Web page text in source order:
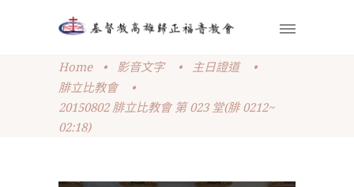
Home • 影音文字 • 主日證道
•
腓立比教會
•
20150802 腓立比教會 第 023 堂(腓 0212~
02:18)